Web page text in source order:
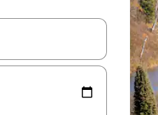
движете се со копчињата со